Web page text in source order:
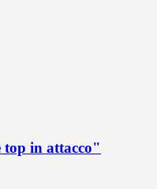
top in attacco"